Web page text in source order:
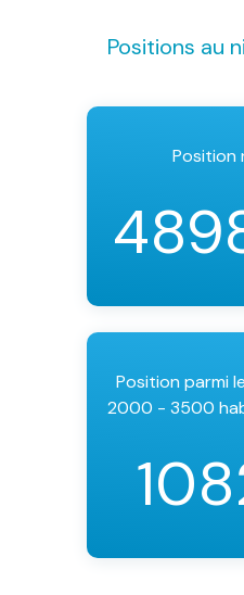
Positions au
Position
Position parmi
2000 - 3500